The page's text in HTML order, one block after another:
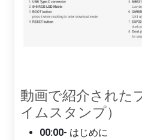
動画で紹介された
イムスタンプ）
00:00- はじめに